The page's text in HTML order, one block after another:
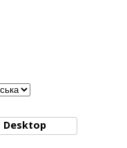
Desktop